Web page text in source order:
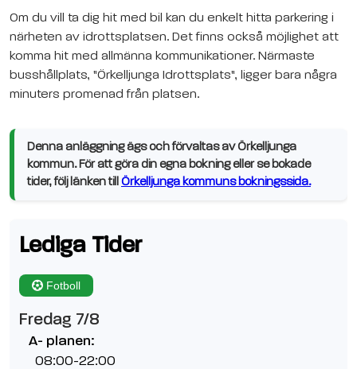
Om du vill ta dig hit med bil kan du enkelt hitta parkering i
närheten av idrottsplatsen. Det finns också möjlighet att
komma hit med allmänna kommunikationer. Närmaste
busshållplats, "Örkelljunga Idrottsplats", ligger bara några
minuters promenad från platsen.
Denna anläggning ägs och förvaltas av Örkelljunga
kommun. För att göra din egna bokning eller se bokade
tider, följ länken till Örkelljunga kommuns bokningssida.
Lediga Tider
Fotboll
Fredag 7/8
A- planen:
08:00-22:00